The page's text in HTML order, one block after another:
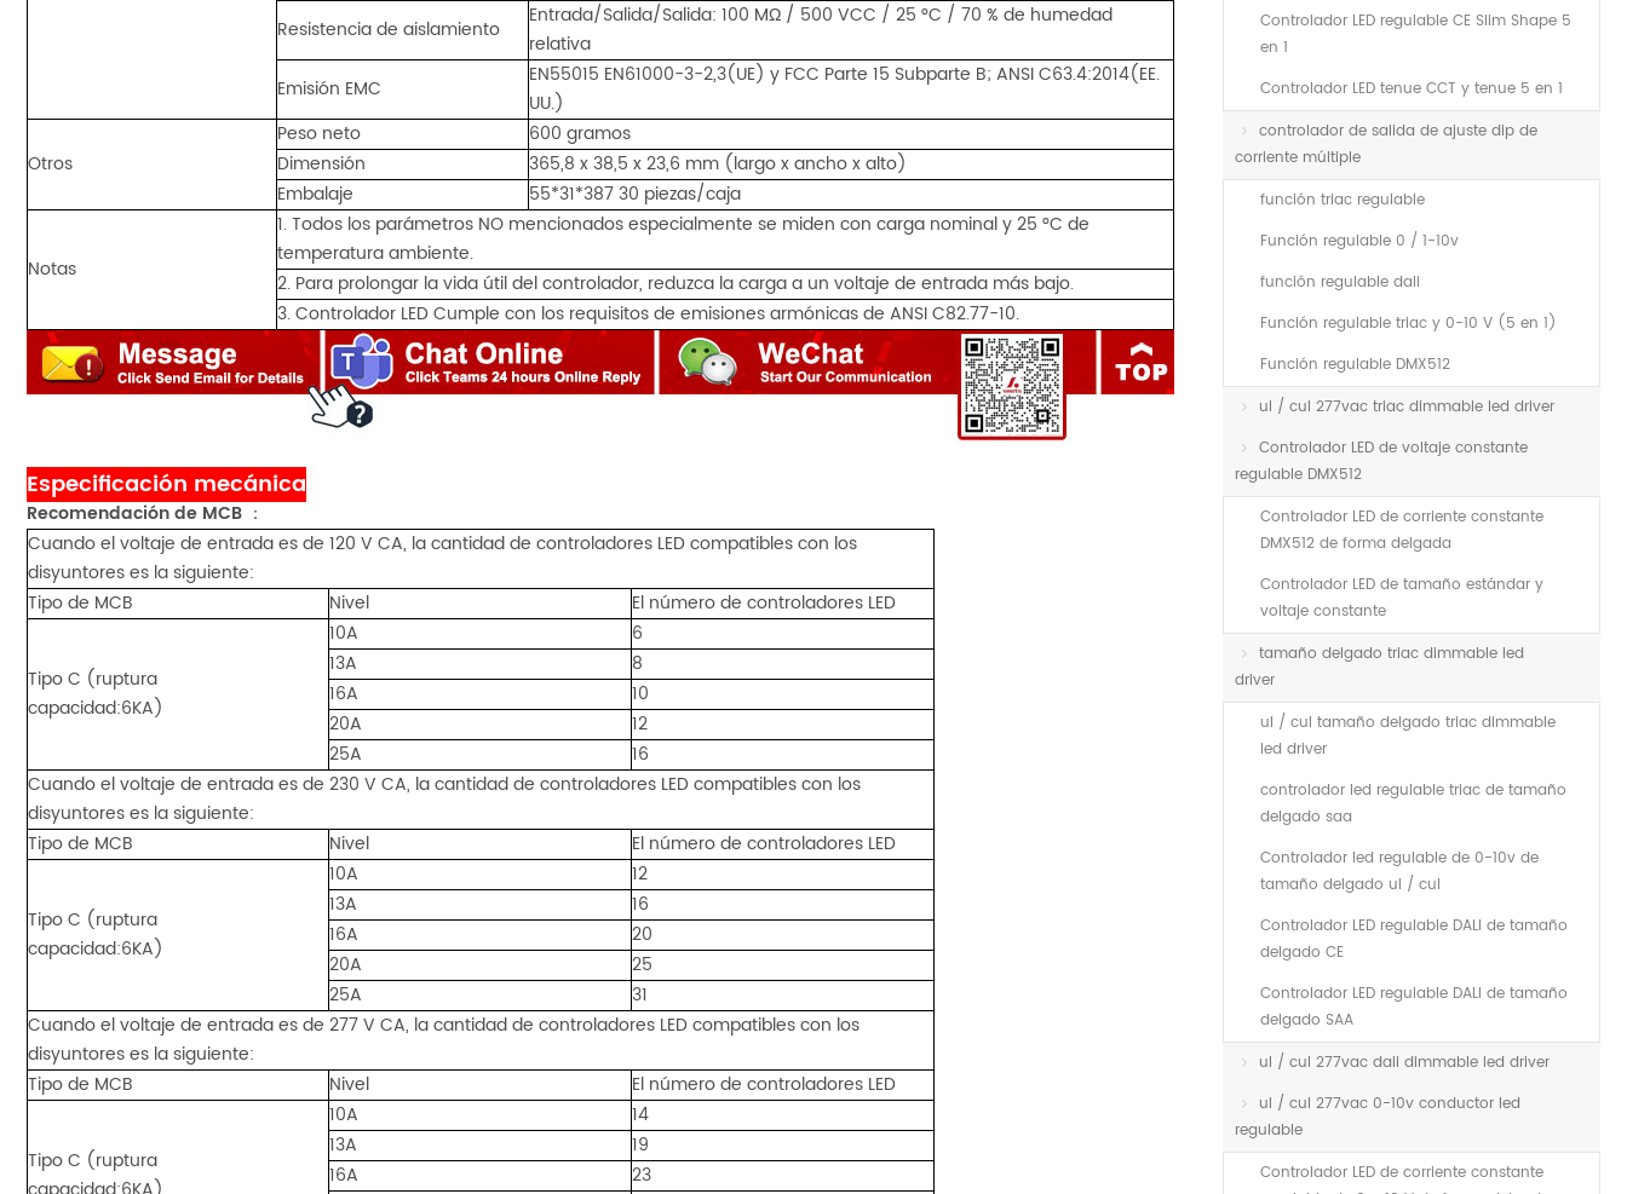
Resistencia de aislamiento
Entrada/Salida/Salida: 100 MΩ / 500 VCC / 25 °C / 70 % de humedad
relativa
Emisión EMC
EN55015 EN61000-3-2,3(UE) y FCC Parte 15 Subparte B; ANSI C63.4:2014(EE.
UU.)
Otros
Peso neto
600 gramos
Dimensión
365,8 x 38,5 x 23,6 mm (largo x ancho x alto)
Embalaje
55*31*387 30 piezas/caja
Notas
1. Todos los parámetros NO mencionados especialmente se miden con carga nominal y 25 °C de
temperatura ambiente.
2. Para prolongar la vida útil del controlador, reduzca la carga a un voltaje de entrada más bajo.
3. Controlador LED Cumple con los requisitos de emisiones armónicas de ANSI C82.77-10.
Especificación mecánica
Recomendación de MCB ：
Cuando el voltaje de entrada es de 120 V CA, la cantidad de controladores LED compatibles con los
disyuntores es la siguiente:
Tipo de MCB
Nivel El número de controladores LED
Tipo C (ruptura
capacidad:6KA)
10A
6
13A
8
16A
10
20A
12
25A
16
Cuando el voltaje de entrada es de 230 V CA, la cantidad de controladores LED compatibles con los
disyuntores es la siguiente:
Tipo de MCB
Nivel El número de controladores LED
Tipo C (ruptura
capacidad:6KA)
10A
12
13A
16
16A
20
20A
25
25A
31
Cuando el voltaje de entrada es de 277 V CA, la cantidad de controladores LED compatibles con los
disyuntores es la siguiente:
Tipo de MCB
Nivel El número de controladores LED
Tipo C (ruptura
10A
14
13A
19
16A
23
Controlador LED regulable CE Slim Shape 5
en 1
Controlador LED tenue CCT y tenue 5 en 1
controlador de salida de ajuste dip de
corriente múltiple
función triac regulable
Función regulable 0 / 1-10v
función regulable dali
Función regulable triac y 0-10 V (5 en 1)
Función regulable DMX512
ul / cul 277vac triac dimmable led driver
Controlador LED de voltaje constante
regulable DMX512
Controlador LED de corriente constante
DMX512 de forma delgada
Controlador LED de tamaño estándar y
voltaje constante
tamaño delgado triac dimmable led
driver
ul / cul tamaño delgado triac dimmable
led driver
controlador led regulable triac de tamaño
delgado saa
Controlador led regulable de 0-10v de
tamaño delgado ul / cul
Controlador LED regulable DALI de tamaño
delgado CE
Controlador LED regulable DALI de tamaño
delgado SAA
ul / cul 277vac dali dimmable led driver
ul / cul 277vac 0-10v conductor led
regulable
Controlador LED de corriente constante